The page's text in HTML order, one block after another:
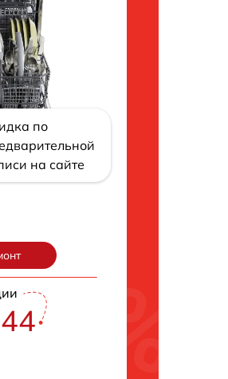
по
на сайте